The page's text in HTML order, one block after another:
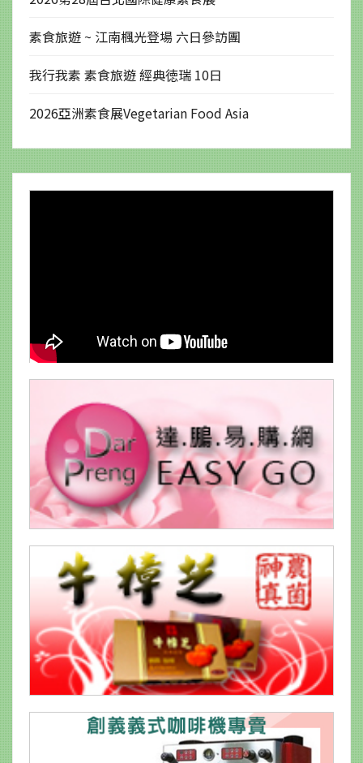
素食旅遊 ~ 江南楓光登場 六日參訪團
我行我素 素食旅遊 經典徳瑞 10日
2026亞洲素食展Vegetarian Food Asia